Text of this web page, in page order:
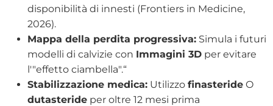
disponibilità di innesti (Frontiers in Medicine,
2026).
Mappa della perdita progressiva: Simula i futuri
modelli di calvizie con Immagini 3D per evitare
l'"effetto ciambella".“
Stabilizzazione medica: Utilizzo finasteride O
dutasteride per oltre 12 mesi prima